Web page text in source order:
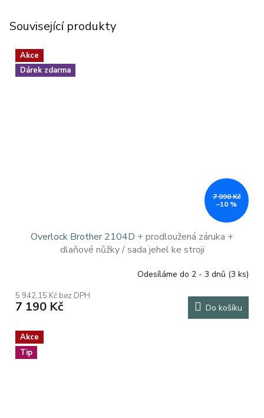
Související produkty
Akce
Dárek zdarma
7 990 Kč
–10 %
Overlock Brother 2104D + prodloužená záruka +
dlaňové nůžky / sada jehel ke stroji
produktu
je
z
5
hvězdiček.
Odesíláme do 2 - 3 dnů (3 ks)
5 942,15 Kč bez DPH
7 190 Kč Do košíku
Akce
Tip